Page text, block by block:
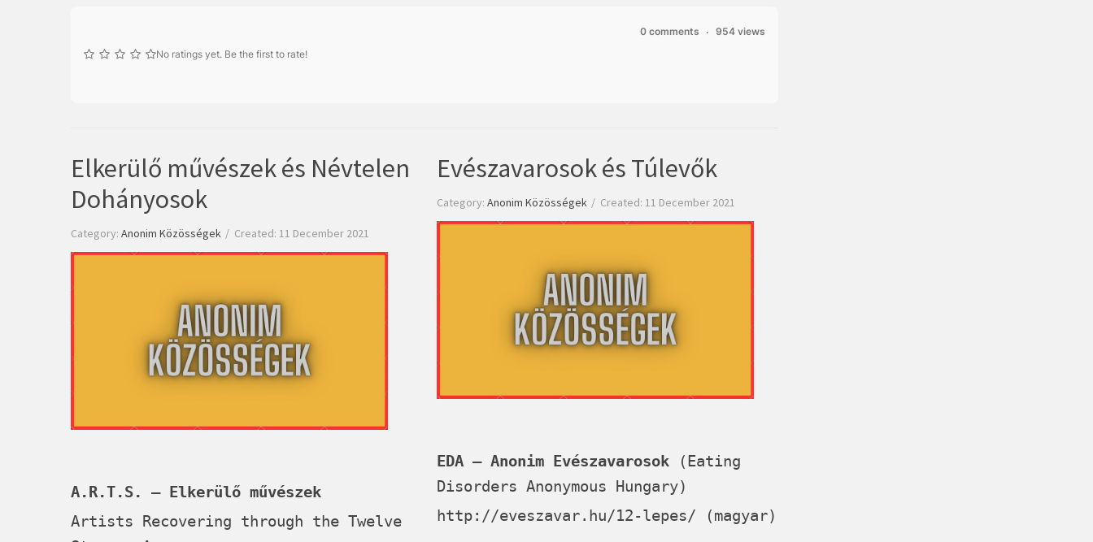
0 comments
954 views
No ratings yet. Be the first to rate!
Elkerülő művészek és Névtelen
Dohányosok
Category: Anonim Közösségek Created: 11 December 2021
A.R.T.S. – Elkerülő művészek
Artists Recovering through the Twelve
Evészavarosok és Túlevők
Category: Anonim Közösségek Created: 11 December 2021
EDA – Anonim Evészavarosok (Eating
Disorders Anonymous Hungary)
http://eveszavar.hu/12-lepes/ (magyar)